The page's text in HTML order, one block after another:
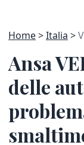
Home Italia
Ansa
delle